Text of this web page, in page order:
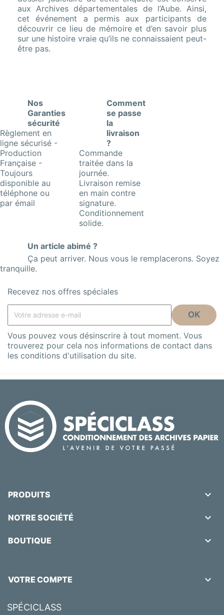
aux Archives départementales de l’Aube. Ainsi,
cet événement a permis aux participants de
découvrir ce lieu de mémoire et d’en savoir plus
sur une histoire vraie qu’ils ne connaissaient peut-
être pas.
Nos
Garanties
sécurité
Règlement en
ligne sécurisé -
Production
Française -
Toujours
disponible au
téléphone ou
par émail
Comment
se passe
la
livraison
?
Commande
traitée dans la
journée.
Livraison remise
en main contre
signature.
Conditionnement
solide.
Un article abimé ?
Ça peut arriver. Nous vous le remplacerons. Soyez
tranquille.
Recevez nos offres spéciales
Vous pouvez vous désinscrire à tout moment. Vous
trouverez pour cela nos informations de contact dans
les conditions d'utilisation du site.
PRODUITS 
NOTRE SOCIÉTÉ 
BOUTIQUE 
VOTRE COMPTE 
SPÉCICLASS